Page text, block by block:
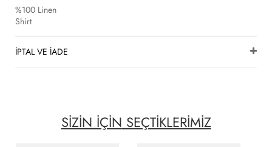
%100 Linen
Shirt
İPTAL VE İADE
SİZİN İÇİN SEÇTİKLERİMİZ